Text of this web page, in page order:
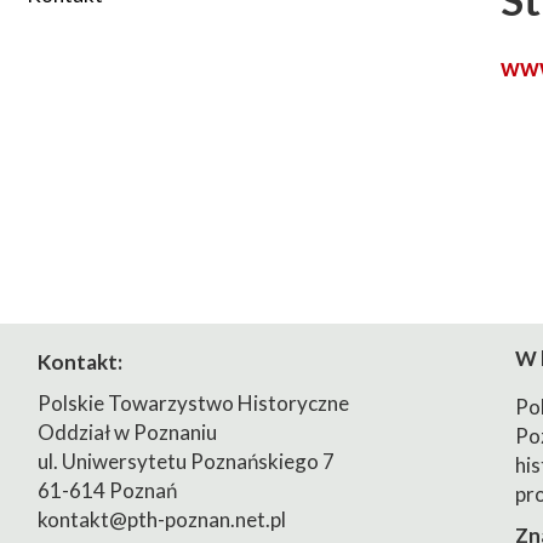
Kontakt:
Polskie Towarzystwo Historyczne
Oddział w Poznaniu
ul. Uniwersytetu Poznańskiego 7
61-614 Poznań
kontakt@pth-poznan.net.pl
W